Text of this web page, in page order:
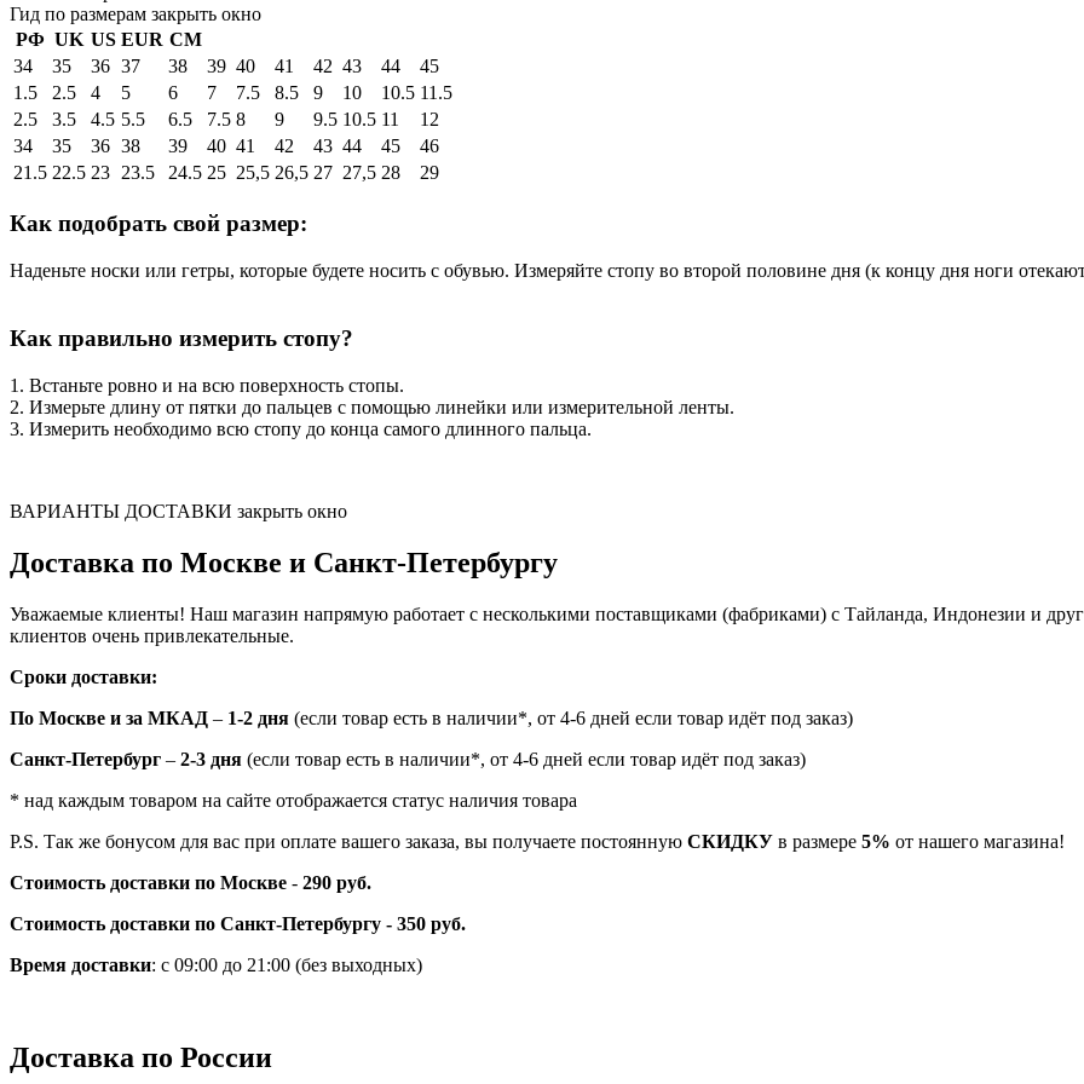
Гид по размерам закрыть окно
РФ UK US EUR СМ
34
35 36 37 38 39 40 41 42 43 44
45
1.5
2.5 4 5 6 7 7.5 8.5 9 10 10.5 11.5
2.5
3.5 4.5 5.5 6.5 7.5 8 9 9.5 10.5 11
12
34
35 36 38 39 40 41 42 43 44 45
46
21.5 22.5 23 23.5 24.5 25 25,5 26,5 27 27,5 28 29
Как подобрать свой размер:
Наденьте носки или гетры, которые будете носить с обувью. Измеряйте стопу во второй половине дня (к концу дня ноги
Как правильно измерить стопу?
1. Встаньте ровно и на всю поверхность стопы.
2. Измерьте длину от пятки до пальцев с помощью линейки или измерительной ленты.
3. Измерить необходимо всю стопу до конца самого длинного пальца.
ВАРИАНТЫ ДОСТАВКИ закрыть окно
Доставка по Москве и Санкт-Петербургу
Уважаемые клиенты! Наш магазин напрямую работает с несколькими поставщиками (фабриками) с Тайланда, Индонезии и
клиентов очень привлекательные.
Сроки доставки:
По Москве и за МКАД – 1-2 дня (если товар есть в наличии*, от 4-6 дней если товар идёт под заказ)
Санкт-Петербург – 2-3 дня (если товар есть в наличии*, от 4-6 дней если товар идёт под заказ)
* над каждым товаром на сайте отображается статус наличия товара
P.S. Так же бонусом для вас при оплате вашего заказа, вы получаете постоянную СКИДКУ в размере 5% от нашего магазина!
Стоимость доставки по Москве - 290 руб.
Стоимость доставки по Санкт-Петербургу - 350 руб.
Время доставки: с 09:00 до 21:00 (без выходных)
Доставка по России